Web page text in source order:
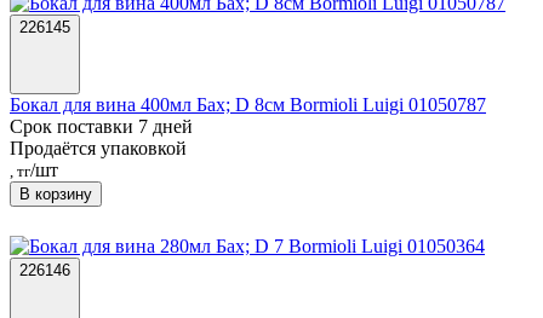
226145
Бокал для вина 400мл Бах; D 8см Bormioli Luigi 01050787
Срок поставки 7 дней
Продаётся упаковкой
, тг/шт
В корзину
226146